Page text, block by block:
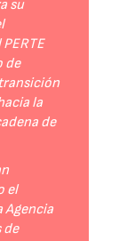
su
de
la
de
el
de